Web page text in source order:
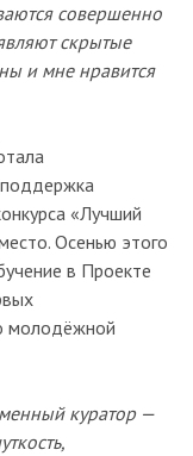
совершенно
скрытые
и мне нравится
поддержка
«Лучший
Осенью этого
в Проекте
молодёжной
куратор —